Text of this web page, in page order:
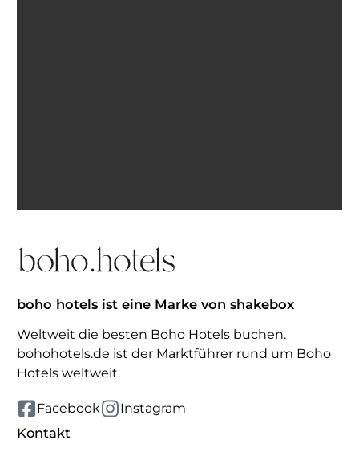
boho hotels ist eine Marke von shakebox
Weltweit die besten Boho Hotels buchen.
bohohotels.de ist der Marktführer rund um Boho
Hotels weltweit.
Facebook Instagram
Kontakt